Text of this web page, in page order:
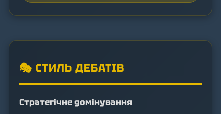
🎭 СТИЛЬ ДЕБАТІВ
Стратегічне домінування